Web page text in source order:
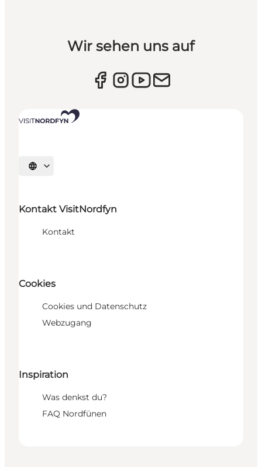
Wir sehen uns auf
Sprache auswählen
Kontakt VisitNordfyn
Kontakt
Cookies
Cookies und Datenschutz
Webzugang
Inspiration
Was denkst du?
FAQ Nordfünen